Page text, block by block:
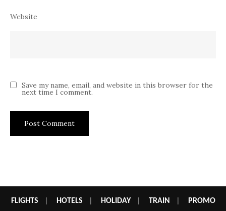
Website
Save my name, email, and website in this browser for the
next time I comment.
FLIGHTS HOTELS HOLIDAY| TRAIN PROMO